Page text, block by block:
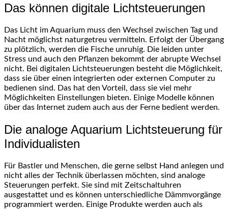
Das können digitale Lichtsteuerungen
Das Licht im Aquarium muss den Wechsel zwischen Tag und
Nacht möglichst naturgetreu vermitteln. Erfolgt der Übergang
zu plötzlich, werden die Fische unruhig. Die leiden unter
Stress und auch den Pflanzen bekommt der abrupte Wechsel
nicht. Bei digitalen Lichtsteuerungen besteht die Möglichkeit,
dass sie über einen integrierten oder externen Computer zu
bedienen sind. Das hat den Vorteil, dass sie viel mehr
Möglichkeiten Einstellungen bieten. Einige Modelle können
über das Internet zudem auch aus der Ferne bedient werden.
Die analoge Aquarium Lichtsteuerung für
Individualisten
Für Bastler und Menschen, die gerne selbst Hand anlegen und
nicht alles der Technik überlassen möchten, sind analoge
Steuerungen perfekt. Sie sind mit Zeitschaltuhren
ausgestattet und es können unterschiedliche Dämmvorgänge
programmiert werden. Einige Produkte werden auch als